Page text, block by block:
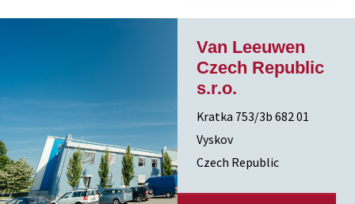
Van Leeuwen
Czech Republic
s.r.o.
Kratka 753/3b 682 01
Vyskov
Czech Republic